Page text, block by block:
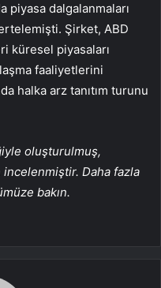
piyasa dalgalanmaları
Şirket, ABD
küresel piyasaları
faaliyetlerini
halka arz tanıtım turunu
oluşturulmuş,
Daha fazla
bakın.